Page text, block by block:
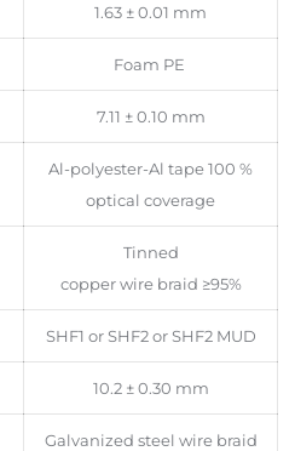
1.63 ± 0.01 mm
Foam PE
7.11 ± 0.10 mm
Al-polyester-Al tape 100 %
optical coverage
Tinned
copper wire braid ≥95%
SHF1 or SHF2 or SHF2 MUD
10.2 ± 0.30 mm
Galvanized steel wire braid